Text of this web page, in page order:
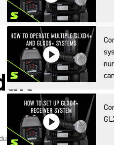
Joignez votre ticket de caisse